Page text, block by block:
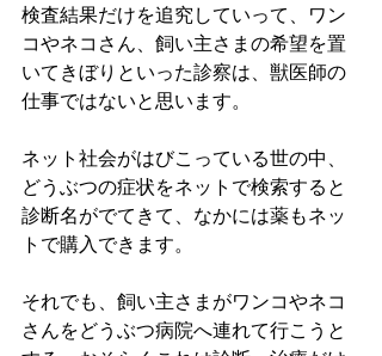
検査結果だけを追究していって、ワン
コやネコさん、飼い主さまの希望を置
いてきぼりといった診察は、獣医師の
仕事ではないと思います。
ネット社会がはびこっている世の中、
どうぶつの症状をネットで検索すると
診断名がでてきて、なかには薬もネッ
トで購入できます。
それでも、飼い主さまがワンコやネコ
さんをどうぶつ病院へ連れて行こうと